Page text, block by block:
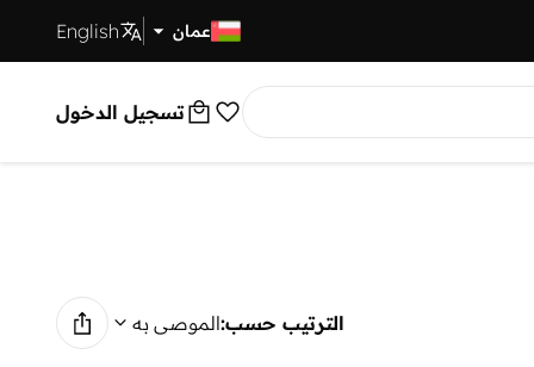
عمان English
تسجيل الدخول
الترتيب حسب:الموصى به